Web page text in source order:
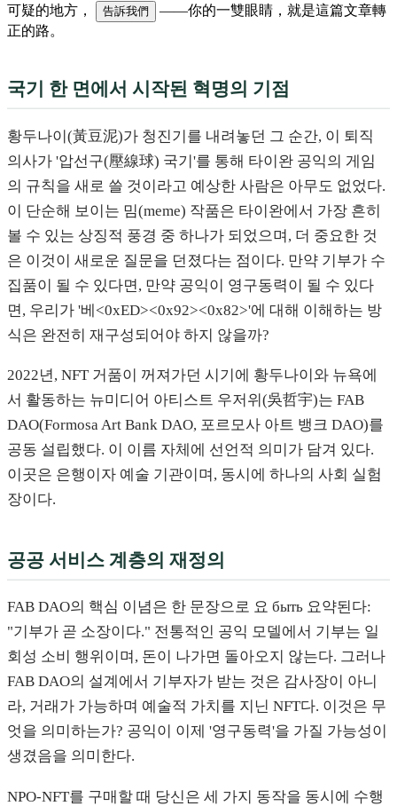
可疑的地方，
告訴我們
——你的一雙眼睛，就是這篇文章轉
正的路。
국기 한 면에서 시작된 혁명의 기점
황두나이(黃豆泥)가 청진기를 내려놓던 그 순간, 이 퇴직
의사가 '압선구(壓線球) 국기'를 통해 타이완 공익의 게임
의 규칙을 새로 쓸 것이라고 예상한 사람은 아무도 없었다.
이 단순해 보이는 밈(meme) 작품은 타이완에서 가장 흔히
볼 수 있는 상징적 풍경 중 하나가 되었으며, 더 중요한 것
은 이것이 새로운 질문을 던졌다는 점이다. 만약 기부가 수
집품이 될 수 있다면, 만약 공익이 영구동력이 될 수 있다
면, 우리가 '베<0xED><0x92><0x82>'에 대해 이해하는 방
식은 완전히 재구성되어야 하지 않을까?
2022년, NFT 거품이 꺼져가던 시기에 황두나이와 뉴욕에
서 활동하는 뉴미디어 아티스트 우저위(吳哲宇)는 FAB
DAO(Formosa Art Bank DAO, 포르모사 아트 뱅크 DAO)를
공동 설립했다. 이 이름 자체에 선언적 의미가 담겨 있다.
이곳은 은행이자 예술 기관이며, 동시에 하나의 사회 실험
장이다.
공공 서비스 계층의 재정의
FAB DAO의 핵심 이념은 한 문장으로 요 быть 요약된다:
"기부가 곧 소장이다." 전통적인 공익 모델에서 기부는 일
회성 소비 행위이며, 돈이 나가면 돌아오지 않는다. 그러나
FAB DAO의 설계에서 기부자가 받는 것은 감사장이 아니
라, 거래가 가능하며 예술적 가치를 지닌 NFT다. 이것은 무
엇을 의미하는가? 공익이 이제 '영구동력'을 가질 가능성이
생겼음을 의미한다.
NPO-NFT를 구매할 때 당신은 세 가지 동작을 동시에 수행